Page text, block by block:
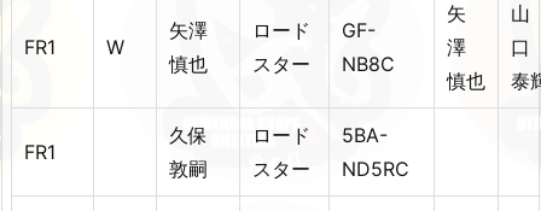
FR1 W
矢澤
慎也
ロード
スター
GF-
NB8C
矢
澤
慎也
山
泰
FR1
久保
敦嗣
ロード
スター
5BA-
ND5RC